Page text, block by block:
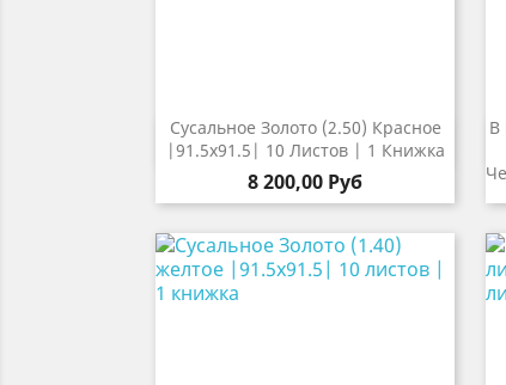
Сусальное Золото (2.50) Красное
|91.5х91.5| 10 Листов | 1 Книжка
8 200,00 Руб
 Быстрый просмотр
В